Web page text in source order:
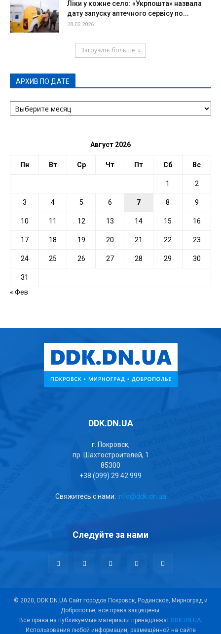
Ліки у кожне село: «Укрпошта» назвала
дату запуску аптечного сервісу по...
28.02.2026
Загрузить больше
АРХИВ ПО ДАТЕ
АРХИВ
ПО
Август 2026
Пн Вт Ср Чт Пт Сб Вс
1 2
3 4 5 6 7 8 9
10 11 12 13 14 15 16
17 18 19 20 21 22 23
24 25 26 27 28 29 30
31
« Фев
DDK.DN.UA
г. Покровск,
пр. Шахтостроителей, 1
85300
+38 (099) 29 42 999
Свяжитесь с нами: info@ddk.dn.ua
Следуйте за нами
© 2020, DDK.DN.UA Сайт городов Покровск, Родинское, Мирноград и
Доброполье, все права защищены.
Все права на публикуемые материалы принадлежат DDK.DN.UA.
Использования любой информации, размещённой на сайте